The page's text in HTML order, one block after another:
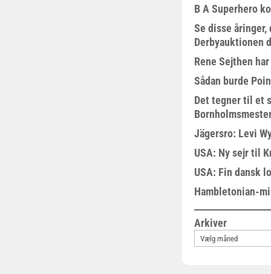
B A Superhero
Se disse
Derbyauktionen
Rene Sejthen
Sådan burde
Det tegner til et
Jägersro: Levi
USA: Ny sejr til
USA: Fin dansk
Hambletonian-
Arkiver